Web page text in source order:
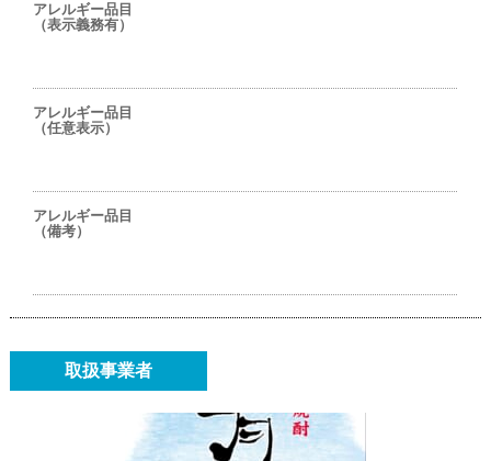
アレルギー品目
（表示義務有）
アレルギー品目
（任意表示）
アレルギー品目
（備考）
取扱事業者